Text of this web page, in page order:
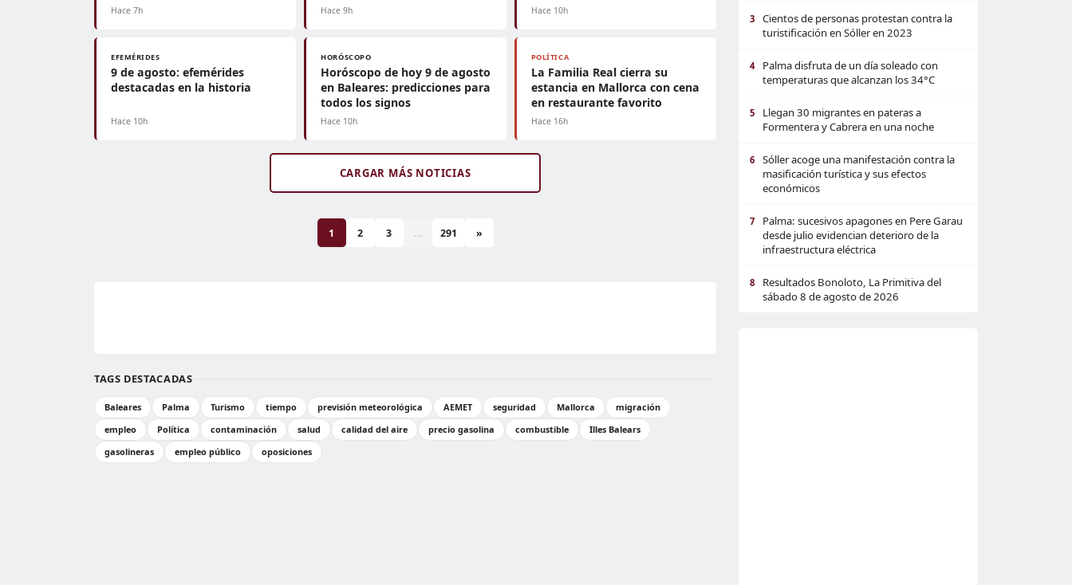
Hace 7h Hace 9h Hace 10h
EFEMÉRIDES
9 de agosto: efemérides
destacadas en la historia
Hace 10h
HORÓSCOPO
Horóscopo de hoy 9 de agosto
en Baleares: predicciones para
todos los signos
Hace 10h
POLÍTICA
La Familia Real cierra su
estancia en Mallorca con cena
en restaurante favorito
Hace 16h
CARGAR MÁS NOTICIAS
1 2 3 ... 291 »
TAGS DESTACADAS
Baleares Palma Turismo tiempo previsión meteorológica AEMET seguridad Mallorca
migración
empleo
Política contaminación salud calidad del aire precio gasolina combustible
Illes Balears
gasolineras
empleo público oposiciones
3
Cientos de personas protestan contra la
turistificación en Sóller en 2023
4
Palma disfruta de un día soleado con
temperaturas que alcanzan los 34°C
5
Llegan 30 migrantes en pateras a
Formentera y Cabrera en una noche
6
Sóller acoge una manifestación contra la
masificación turística y sus efectos
económicos
7
Palma: sucesivos apagones en Pere Garau
desde julio evidencian deterioro de la
infraestructura eléctrica
8
Resultados Bonoloto, La Primitiva del
sábado 8 de agosto de 2026